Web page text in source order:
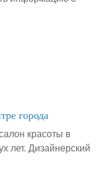
города
красоты в
лет. Дизайнерский